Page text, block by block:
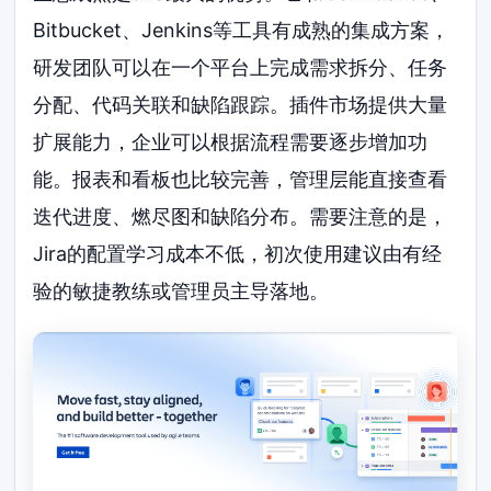
Bitbucket、Jenkins等工具有成熟的集成方案，
研发团队可以在一个平台上完成需求拆分、任务
分配、代码关联和缺陷跟踪。插件市场提供大量
扩展能力，企业可以根据流程需要逐步增加功
能。报表和看板也比较完善，管理层能直接查看
迭代进度、燃尽图和缺陷分布。需要注意的是，
Jira的配置学习成本不低，初次使用建议由有经
验的敏捷教练或管理员主导落地。